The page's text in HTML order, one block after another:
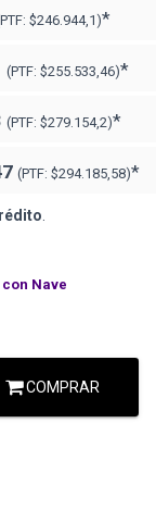
$246.944,1)*
(PTF: $255.533,46)*
(PTF: $279.154,2)*
(PTF: $294.185,58)*
con Nave
COMPRAR